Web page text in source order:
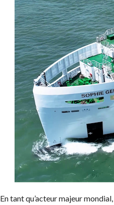
En tant qu’acteur majeur